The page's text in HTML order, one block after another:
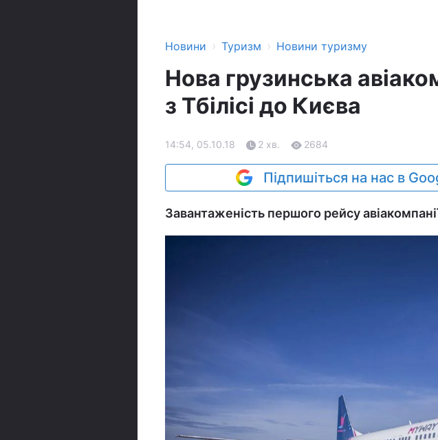
Новини › Туризм › Новини туризму
Нова грузинська
з Тбілісі до Києва
14:54, 05.10.18 2 хв. 2684
Підпишіться на нас в
Завантаженість першого рейсу